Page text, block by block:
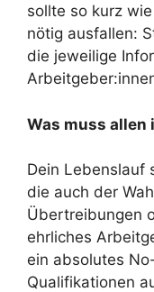
sollte so kurz
nötig ausfallen:
die jeweilige
Was muss allen
Dein Lebenslauf
die auch der
Übertreibungen
ehrliches
ein absolutes
Qualifikationen